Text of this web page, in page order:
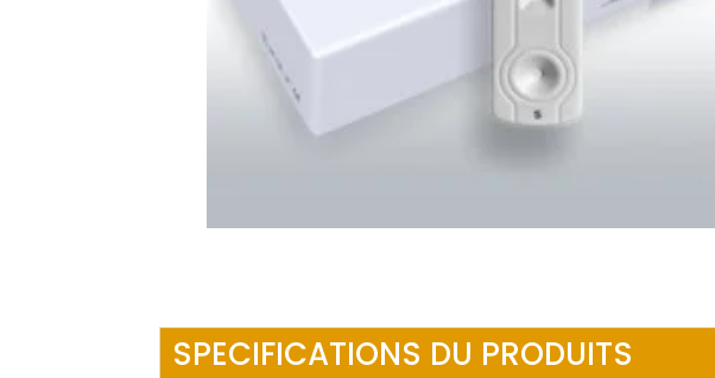
SPECIFICATIONS DU PRODUITS